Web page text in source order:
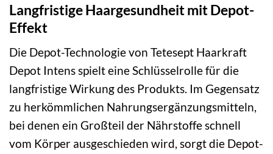
Langfristige Haargesundheit mit Depot-
Effekt
Die Depot-Technologie von Tetesept Haarkraft
Depot Intens spielt eine Schlüsselrolle für die
langfristige Wirkung des Produkts. Im Gegensatz
zu herkömmlichen Nahrungsergänzungsmitteln,
bei denen ein Großteil der Nährstoffe schnell
vom Körper ausgeschieden wird, sorgt die Depot-